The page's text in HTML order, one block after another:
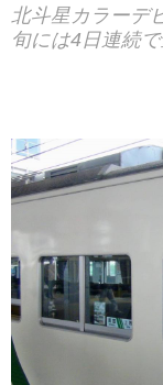
北斗星カラーデ
旬には4日連続